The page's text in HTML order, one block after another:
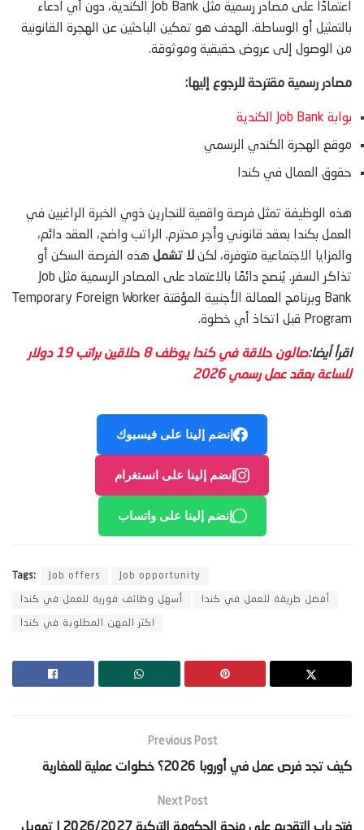
اعتمادًا على مصادر رسمية مثل Job Bank الكندية، دون أي ادعاء
بالتمثيل أو الوساطة. الهدف هو تمكين الباحثين عن الهجرة القانونية
من الوصول إلى عروض حقيقية وموثوقة.
مصادر رسمية مقترحة للرجوع إليها:
بوابة Job Bank الكندية
موقع الهجرة الكندي الرسمي
حقوق العمال في كندا
هذه الوظيفة تمثل فرصة واقعية للنجارين ذوي الخبرة الراغبين في
العمل بكندا بعقد قانوني وأجر محترم. الراتب واضح، العقد دائم،
والمزايا الاجتماعية متوفرة، لكن لا تشمل هذه الفرصة السكن أو
تذاكر السفر. يُنصح دائمًا بالاعتماد على المصادر الرسمية مثل Job
Bank وبرنامج العمالة الأجنبية المؤقتة Temporary Foreign Worker
Program قبل اتخاذ أي خطوة.
اقرأ أيضا:
صالون حلاقة في كندا يوظف 8 حلاقين براتب 19 دولار
للساعة بعقد عمل رسمي 2026
إنضم إلينا على فيسبوك
إنضم إلينا على انستغرام
إنضم إلينا على واتساب
Tags: Job offers Job opportunity
أسهل وظائف فورية للعمل في كندا أفضل طريقة للعمل في كندا
اكثر المهن المطلوبة في كندا
Previous Post
‫كيف تجد فرص عمل في أوروبا 2026؟ خطوات عملية للمغاربة‬
Next Post